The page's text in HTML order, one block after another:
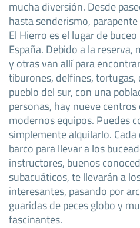
mucha diversión. Desde
hasta senderismo,
El Hierro es el lugar de
España. Debido a la reserva,
y otras van allí para
tiburones, delfines, tortugas,
pueblo del sur, con una
personas, hay nueve
modernos equipos. Puedes
simplemente alquilarlo.
barco para llevar a los
instructores, buenos
subacuáticos, te llevarán a
interesantes, pasando por
guaridas de peces globo y
fascinantes.